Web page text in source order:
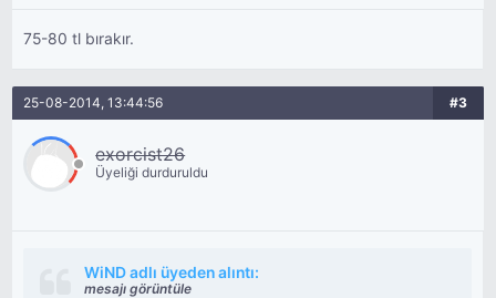
75-80 tl bırakır.
25-08-2014, 13:44:56 #3
exorcist26
Üyeliği durduruldu
WiND adlı üyeden alıntı:
mesajı görüntüle